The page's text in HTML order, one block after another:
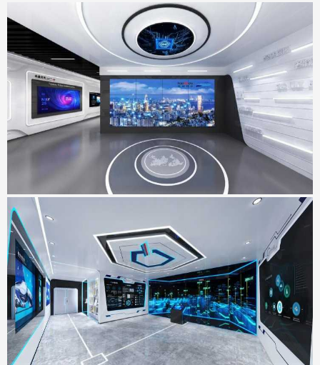
天威视讯展厅
地点：广东省深圳市
SMVIC智能体验厅
地点：上海市